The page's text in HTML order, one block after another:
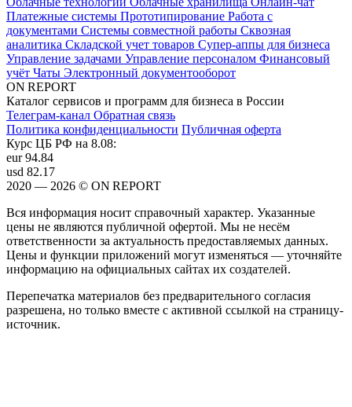
Платежные системы Прототипирование Работа с
документами Системы совместной работы Сквозная
аналитика Складской учет товаров Супер-аппы для бизнеса
Управление задачами Управление персоналом Финансовый
учёт Чаты Электронный документооборот
ON REPORT
Каталог сервисов и программ для бизнеса в России
Телеграм-канал Обратная связь
Политика конфиденциальности Публичная оферта
Курс ЦБ РФ на 8.08:
eur94.84
usd 82.17
2020 — 2026 © ON REPORT
Вся информация носит справочный характер. Указанные
цены не являются публичной офертой. Мы не несём
ответственности за актуальность предоставляемых данных.
Цены и функции приложений могут изменяться — уточняйте
информацию на официальных сайтах их создателей.
Перепечатка материалов без предварительного согласия
разрешена, но только вместе с активной ссылкой на страницу-
источник.